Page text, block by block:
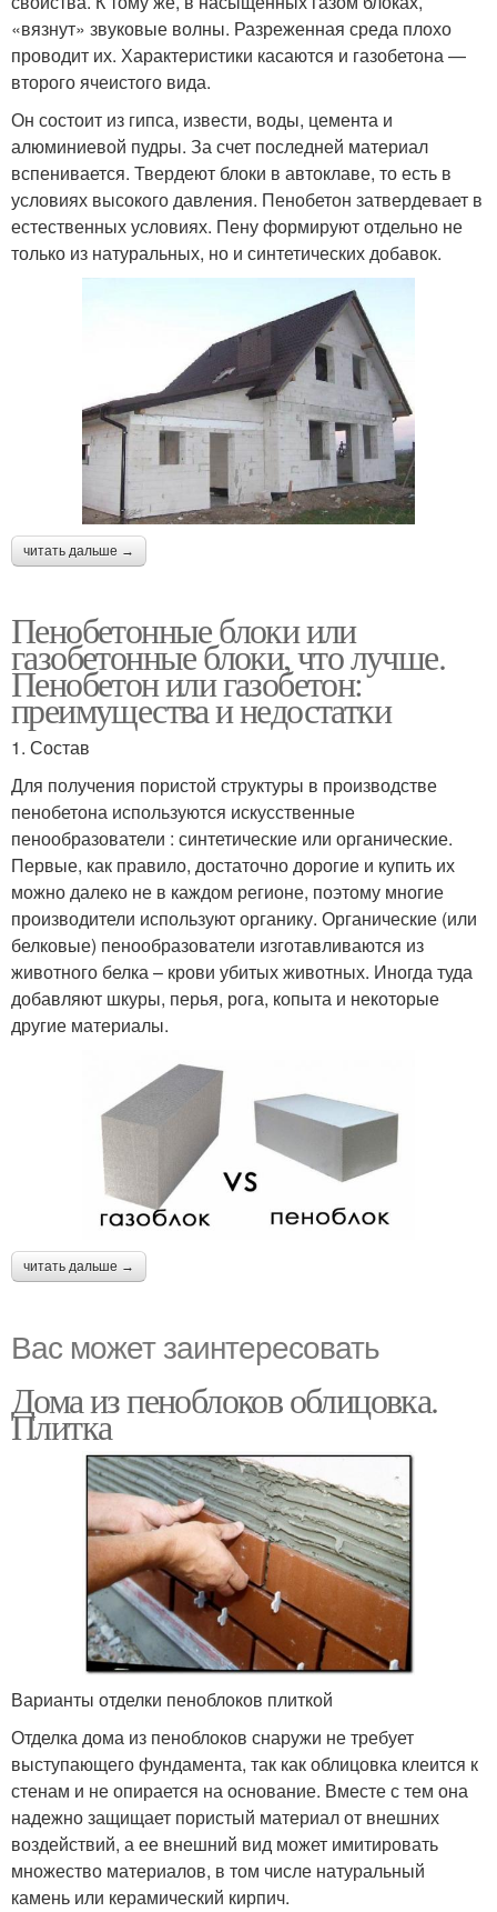
«вязнут» звуковые волны. Разреженная среда плохо
проводит их. Характеристики касаются и газобетона —
второго ячеистого вида.
Он состоит из гипса, извести, воды, цемента и
алюминиевой пудры. За счет последней материал
вспенивается. Твердеют блоки в автоклаве, то есть в
условиях высокого давления. Пенобетон затвердевает в
естественных условиях. Пену формируют отдельно не
только из натуральных, но и синтетических добавок.
читать дальше →
Пенобетонные блоки или
газобетонные блоки, что лучше.
Пенобетон или газобетон:
преимущества и недостатки
1. Состав
Для получения пористой структуры в производстве
пенобетона используются искусственные
пенообразователи : синтетические или органические.
Первые, как правило, достаточно дорогие и купить их
можно далеко не в каждом регионе, поэтому многие
производители используют органику. Органические (или
белковые) пенообразователи изготавливаются из
животного белка – крови убитых животных. Иногда туда
добавляют шкуры, перья, рога, копыта и некоторые
другие материалы.
читать дальше →
Вас может заинтересовать
Дома из пеноблоков облицовка.
Плитка
Варианты отделки пеноблоков плиткой
Отделка дома из пеноблоков снаружи не требует
выступающего фундамента, так как облицовка клеится к
стенам и не опирается на основание. Вместе с тем она
надежно защищает пористый материал от внешних
воздействий, а ее внешний вид может имитировать
множество материалов, в том числе натуральный
камень или керамический кирпич.